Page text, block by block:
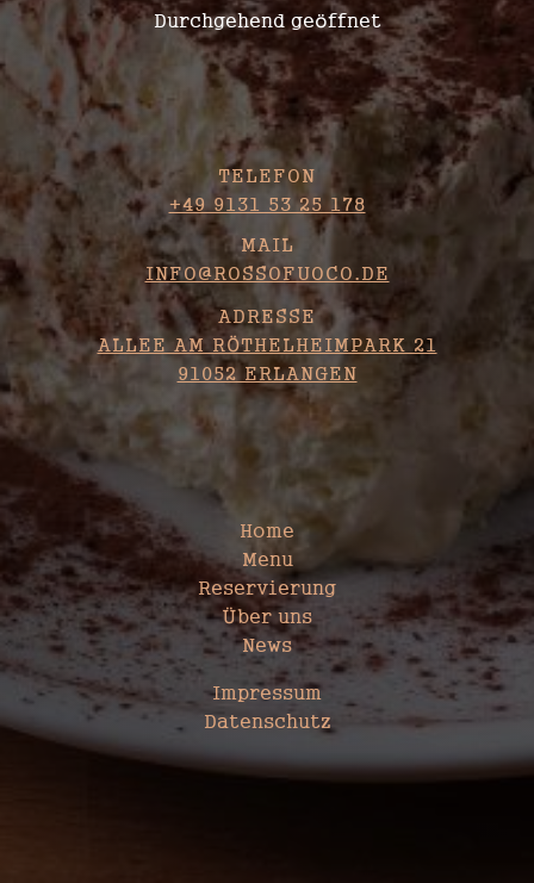
Durchgehend geöffnet
KONTAKT
TELEFON
+49 9131 53 25 178
MAIL
INFO@ROSSOFUOCO.DE
ADRESSE
ALLEE AM RÖTHELHEIMPARK 21
91052 ERLANGEN
SITEMAP
Home
Menu
Reservierung
Über uns
News
Impressum
Datenschutz